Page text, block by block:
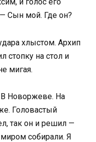
и голос его
— Сын мой. Где он?
хлыстом. Архип
стопку на стол и
мигая.
В Новоржеве. На
Головастый
так он и решил —
собирали. Я